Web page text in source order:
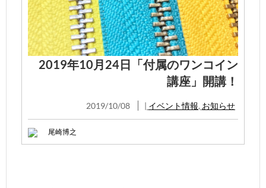
2019年10月24日「付属のワンコイン
講座」開講！
2019/10/08 イベント情報, お知らせ
尾崎博之